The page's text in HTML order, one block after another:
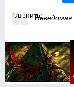
Оценить:Неведомая